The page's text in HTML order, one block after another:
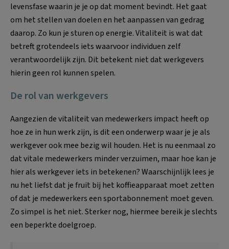
levensfase waarin je je op dat moment bevindt. Het gaat
om het stellen van doelen en het aanpassen van gedrag
daarop. Zo kun je sturen op energie. Vitaliteit is wat dat
betreft grotendeels iets waarvoor individuen zelf
verantwoordelijk zijn. Dit betekent niet dat werkgevers
hierin geen rol kunnen spelen.
De rol van werkgevers
Aangezien de vitaliteit van medewerkers impact heeft op
hoe ze in hun werk zijn, is dit een onderwerp waar je je als
werkgever ook mee bezig wil houden. Het is nu eenmaal zo
dat vitale medewerkers minder verzuimen, maar hoe kan je
hier als werkgever iets in betekenen? Waarschijnlijk lees je
nu het liefst dat je fruit bij het koffieapparaat moet zetten
of dat je medewerkers een sportabonnement moet geven.
Zo simpel is het niet. Sterker nog, hiermee bereik je slechts
een beperkte doelgroep.